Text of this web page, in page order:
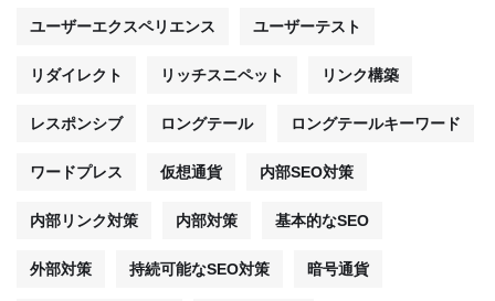
ユーザーエクスペリエンス ユーザーテスト
リダイレクト リッチスニペット リンク構築
レスポンシブ ロングテール ロングテールキーワード
ワードプレス 仮想通貨 内部SEO対策
内部リンク対策 内部対策 基本的なSEO
外部対策 持続可能なSEO対策 暗号通貨